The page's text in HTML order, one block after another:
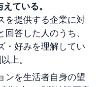
ている。
を提供する企業に対
答した人のうち、
・好みを理解してい
上。
ンを生活者自身の望